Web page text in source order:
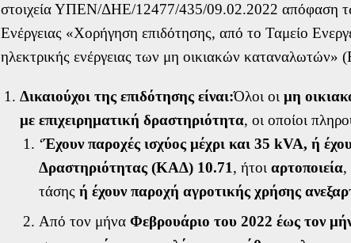
στοιχεία ΥΠΕΝ/ΔΗΕ/12477/435/09.02.2022 απόφαση
Ενέργειας «Χορήγηση επιδότησης, από το Ταμείο
ηλεκτρικής ενέργειας των μη οικιακών καταναλωτών»
Δικαιούχοι της επιδότησης είναι:Όλοι οι μη
με επιχειρηματική δραστηριότητα, οι οποίοι
‘Έχουν παροχές ισχύος μέχρι και 35 kVA, ή
Δραστηριότητας (ΚΑΔ) 10.71, ήτοι αρτοποιεία,
τάσης ή έχουν παροχή αγροτικής χρήσης
Από τον μήνα Φεβρουάριο του 2022 έως τον
εξυπηρέτησή μου, σύμφωνα με την